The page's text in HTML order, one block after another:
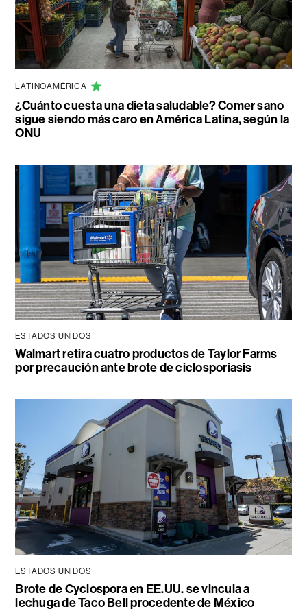
LATINOAMÉRICA
¿Cuánto cuesta una dieta saludable? Comer sano
sigue siendo más caro en América Latina, según la
ONU
ESTADOS UNIDOS
Walmart retira cuatro productos de Taylor Farms
por precaución ante brote de ciclosporiasis
ESTADOS UNIDOS
Brote de Cyclospora en EE.UU. se vincula a
lechuga de Taco Bell procedente de México